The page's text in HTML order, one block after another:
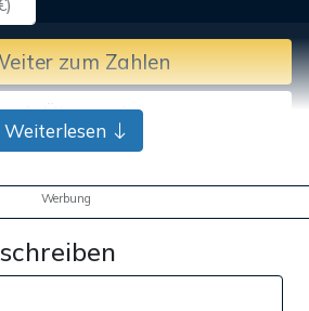
zum Zahlen
Überweisung
Weiterlesen
Werbung